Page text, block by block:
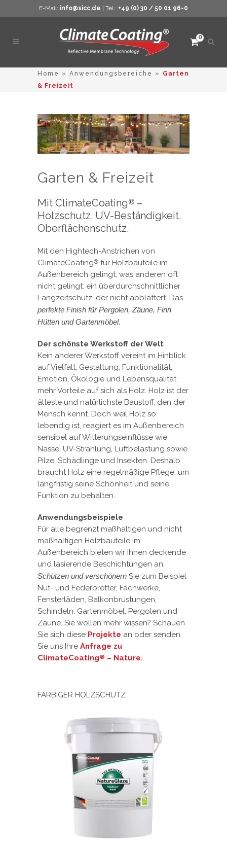
E-Mail: info@sicc.de | Tel.: +49 (0) 30 / 50 01 96-0
0
Home » Anwendungsbereiche » Garten
& Freizeit
Garten & Freizeit
Mit ClimateCoating® –
Holzschutz. UV-Beständigkeit.
Oberflächenschutz.
Mit den Hightech-Anstrichen von
ClimateCoating® für Holzbauteile im
Außenbereich gelingt, was anderen oft
nicht gelingt: ein überdurchschnittlicher
Langzeitschutz, der nicht abblättert. Das
perfekte Finish für Pergolen, Zäune, Finn
Hütten und Gartenmöbel.
Der schönste Werkstoff der Welt
Kein anderer Werkstoff vereint im Hinblick
auf Vielfalt, Gestaltung, Funktionalität,
Emotion, Ökologie und Lebensqualität
mehr Vorteile auf sich als Holz. Holz ist der
älteste und natürlichste Baustoff, den der
Mensch kennt. Doch weil Holz so
lebendig ist, reagiert es im Außenbereich
sensibel auf Witterungseinflüsse wie
Nässe, UV-Strahlung, Luftbelastung sowie
Pilze, Schädlinge und Insekten. Deshalb
braucht Holz eine regelmäßige Pflege, um
langfristig seine Schönheit und seine
Funktion zu behalten.
Anwendungsbeispiele
Für alle begrenzt maßhaltigen und nicht
maßhaltigen Holzbauteile im
Außenbereich bieten wir Ihnen deckende
und lasierende Beschichtungen an.
Schützen und verschönern Sie zum Beispiel
Nut- und Federbretter, Fachwerke,
Fensterläden, Balkonbrüstungen,
Schindeln, Gartenmöbel, Pergolen und
Zäune. Sie wollen mehr wissen? Schauen
Sie sich diese Projekte an oder senden
Sie uns Ihre Anfrage zu
ClimateCoating® – Nature.
FARBIGER HOLZSCHUTZ